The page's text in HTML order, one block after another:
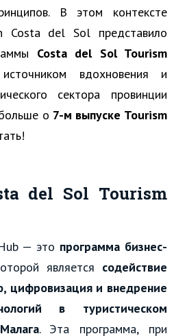
В этом контексте
Costa del Sol представило
Costa del Sol Tourism
вдохновения и
сектора провинции
о 7-м выпуске Tourism
del Sol Tourism
— это программа бизнес-
является содействие
цифровизация и внедрение
в туристическом
. Эта программа, при